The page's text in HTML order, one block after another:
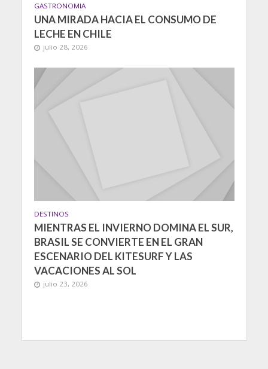
GASTRONOMIA
UNA MIRADA HACIA EL CONSUMO DE
LECHE EN CHILE
julio 28, 2026
DESTINOS
MIENTRAS EL INVIERNO DOMINA EL SUR,
BRASIL SE CONVIERTE EN EL GRAN
ESCENARIO DEL KITESURF Y LAS
VACACIONES AL SOL
julio 23, 2026